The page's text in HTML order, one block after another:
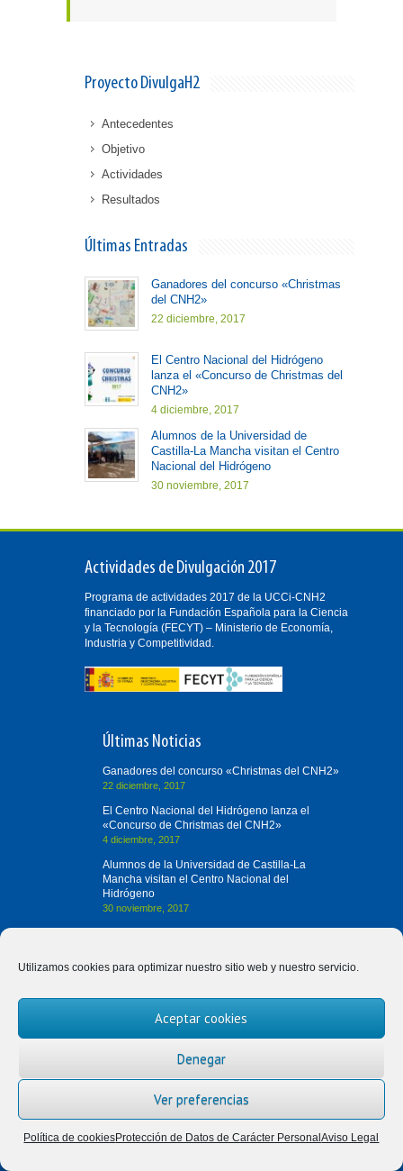
Utilizamos cookies para optimizar nuestro sitio web y nuestro servicio.
Aceptar cookies
Denegar
Ver preferencias
Política de cookiesProtección de Datos de Carácter PersonalAviso Legal
Proyecto DivulgaH2
Antecedentes
Objetivo
Actividades
Resultados
Últimas Entradas
Ganadores del concurso «Christmas
del CNH2»
22 diciembre, 2017
El Centro Nacional del Hidrógeno
lanza el «Concurso de Christmas del
CNH2»
4 diciembre, 2017
Alumnos de la Universidad de
Castilla-La Mancha visitan el Centro
Nacional del Hidrógeno
30 noviembre, 2017
Actividades de Divulgación 2017
Programa de actividades 2017 de la UCCi-CNH2
financiado por la Fundación Española para la Ciencia
y la Tecnología (FECYT) – Ministerio de Economía,
Industria y Competitividad.
Últimas Noticias
Ganadores del concurso «Christmas del CNH2»
22 diciembre, 2017
El Centro Nacional del Hidrógeno lanza el
«Concurso de Christmas del CNH2»
4 diciembre, 2017
Alumnos de la Universidad de Castilla-La
Mancha visitan el Centro Nacional del
Hidrógeno
30 noviembre, 2017
Contacta con Nosotros
(+34) 926 420 682
divulgah2@cnh2.es
13500 Puertollano (Ciudad Real)